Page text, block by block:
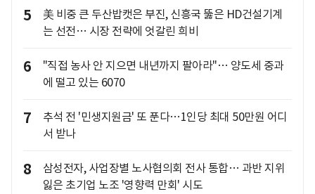
5
美 비중 큰 두산밥캣은 부진, 신흥국 뚫은 HD건설기계
는 선전… 시장 전략에 엇갈린 희비
6
"직접 농사 안 지으면 내년까지 팔아라"… 양도세 중과
에 떨고 있는 6070
7
추석 전 '민생지원금' 또 푼다…1인당 최대 50만원 어디
서 받나
8
삼성전자, 사업장별 노사협의회 전사 통합… 과반 지위
잃은 초기업 노조 '영향력 만회' 시도